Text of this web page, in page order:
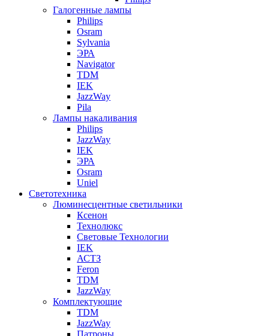
Галогенные лампы
Philips
Osram
Sylvania
ЭРА
Navigator
TDM
IEK
JazzWay
Pila
Лампы накаливания
Philips
JazzWay
IEK
ЭРА
Osram
Uniel
Светотехника
Люминесцентные светильники
Ксенон
Технолюкс
Световые Технологии
IEK
АСТЗ
Feron
TDM
JazzWay
Комплектующие
TDM
JazzWay
Патроны